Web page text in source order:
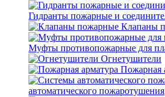
Гидранты пожарные и
Клапаны
Муфты противопожарные для
Огнетушители
Пожарная
автоматического пожаротушения